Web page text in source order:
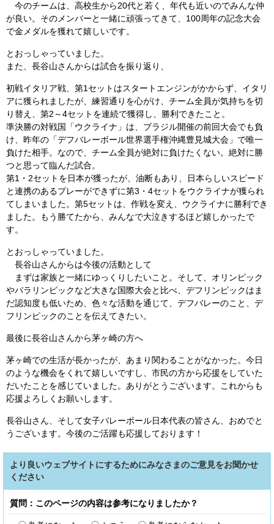
今のチームは、高校生から20代と若く、年代も近いのでみんな仲
が良い。そのメンバーと一緒に頑張ってきて、100周年の記念大会
で金メダルを獲れて嬉しいです。
とおっしゃっていました。
また、長谷山さんからは試合を振り返り、
初戦イタリア戦、第1セットはスタートエンジンがかからず、イタリ
アに獲られましたが、練習通りを心がけ、チーム全員が気持ちを切
り替え、第2～4セットを連続で獲得し、勝利できたこと。
準決勝の対戦国「ウクライナ」は、ブラジル開催の前回大会でも負
け、昨年の「デフバレーボール世界選手権沖縄豊見城大会」で唯一
負けた相手。なので、チーム全員が絶対に負けたくない。絶対に勝
つと思って臨んだ試合。
第1・2セットを日本が獲ったが、油断もあり、日本らしいスピード
と連携のあるプレーができずに第3・4セットをウクライナが獲られ
てしまいました。第5セットは、作戦を変え、ウクライナに勝利でき
ました。もう勝てたから、みんなで大泣きするほど嬉しかったで
す。
とおっしゃっていました。
長谷山さんからは今後の活動として
まずは家族と一緒にゆっくりしたいこと。そして、オリンピック
やパラリンピックなど大きな国際大会と比べ、デフリンピックはま
だ認知度も低いため、色々な活動を通じて、デフバレーのこと、デ
フリンピックのことを伝えてきたい。
最後に長谷山さんから茅ヶ崎の方へ
茅ヶ崎での生活が長かったが、あまり関わることがなかった。今日
のような機会をくれて嬉しいですし、市民の方から応援をしていた
だいたことを感じていました。ありがとうございます。これからも
応援よろしくお願いします。
長谷山さん、そして女子バレーボール日本代表の皆さん、おめでと
うございます。今後のご活躍も応援しております！
より良いウェブサイトにするためにみなさまのご意見をお聞かせ
ください
質問：このページの内容は参考になりましたか？